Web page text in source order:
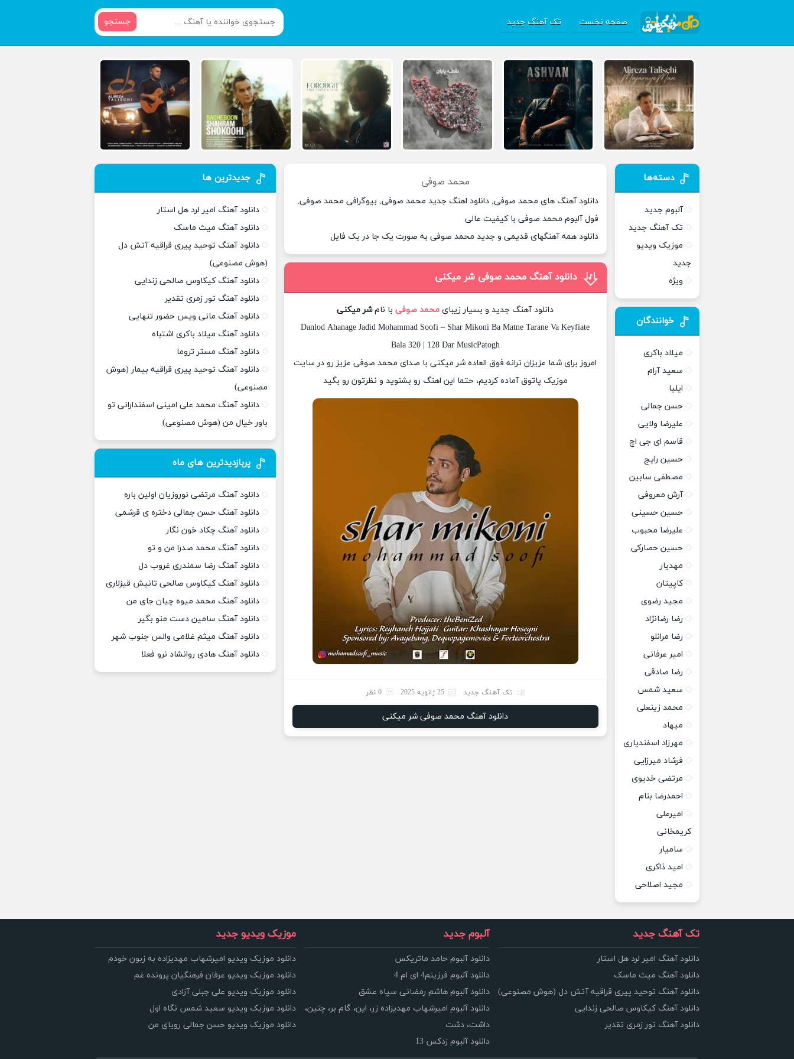
صفحه نخست تک آهنگ جدید جستجو
محمد صوفی
دانلود آهنگ های محمد صوفی, دانلود اهنگ جدید محمد صوفی, بیوگرافی محمد صوفی,
فول آلبوم محمد صوفی با کیفیت عالی
دانلود همه آهنگهای قدیمی و جدید محمد صوفی به صورت یک جا در یک فایل
دانلود آهنگ محمد صوفی شر میکنی
دانلود آهنگ جدید و بسیار زیبای محمد صوفیبا نامشر میکنی
Danlod Ahanage Jadid Mohammad Soofi – Shar Mikoni Ba Matne Tarane Va Keyfiate
Bala 320 | 128 Dar MusicPatogh
امروز برای شما عزیزان ترانه فوق العاده شر میکنی با صدای محمد صوفی عزیز رو در سایت
موزیک پاتوق آماده کردیم، حتما این اهنگ رو بشنوید و نظرتون رو بگید
تک آهنگ جدید 25 ژانویه 2025 0 نظر
دانلود آهنگ محمد صوفی شر میکنی
دسته‌ها
آلبوم جدید
تک آهنگ جدید
موزیک ویدیو
جدید
ویژه
خوانندگان
میلاد باکری
سعید آرام
ایلیا
حسن جمالی
علیرضا ولایی
قاسم ای جی اچ
حسین رایج
مصطفی سابین
آرش معروفی
حسین حسینی
علیرضا محبوب
حسین حصارکی
مهدیار
کاپیتان
مجید رضوی
رضا رضانژاد
رضا مرانلو
امیر عرفانی
رضا صادقی
سعید شمس
محمد زینعلی
میهاد
مهرزاد اسفندیاری
فرشاد میرزایی
مرتضی خدیوی
احمدرضا بنام
امیرعلی
کریمخانی
سامیار
امید ذاکری
مجید اصلاحی
جدیدترین ها
دانلود آهنگ امیر لرد هل استار
دانلود آهنگ میث ماسک
دانلود آهنگ توحید پیری قراقیه آتش دل
(هوش مصنوعی)
دانلود آهنگ کیکاوس صالحی زندایی
دانلود آهنگ تور زمری تقدیر
دانلود آهنگ مانی ویس حضور تنهایی
دانلود آهنگ میلاد باکری اشتباه
دانلود آهنگ مستر تروما
دانلود آهنگ توحید پیری قراقیه بیمار (هوش
مصنوعی)
دانلود آهنگ محمد علی امینی اسفندارانی تو
باور خیال من (هوش مصنوعی)
پربازدیدترین های ماه
دانلود آهنگ مرتضی نوروزیان اولین باره
دانلود آهنگ حسن جمالی دختره ی قرشمی
دانلود آهنگ چکاد خون نگار
دانلود آهنگ محمد صدرا من و تو
دانلود آهنگ رضا سمندری غروب دل
دانلود آهنگ کیکاوس صالحی تانیش قیزلاری
دانلود آهنگ محمد میوه چیان جای من
دانلود آهنگ سامین دست منو بگیر
دانلود آهنگ میثم غلامی والس جنوب شهر
دانلود آهنگ هادی روانشاد نرو فعلا
تک آهنگ جدید
دانلود آهنگ امیر لرد هل استار
دانلود آهنگ میث ماسک
دانلود آهنگ توحید پیری قراقیه آتش دل (هوش مصنوعی)
دانلود آهنگ کیکاوس صالحی زندایی
دانلود آهنگ تور زمری تقدیر
آلبوم جدید
دانلود آلبوم حامد ماتریکس
دانلود آلبوم فرزینم4 ای ام 4
دانلود آلبوم هاشم رمضانی سپاه عشق
دانلود آلبوم امیرشهاب مهدیزاده زر، این، گام بر، چنین،
داشت، دشت
دانلود آلبوم زدکس 13
موزیک ویدیو جدید
دانلود موزیک ویدیو امیرشهاب مهدیزاده به زبون خودم
دانلود موزیک ویدیو عرفان فرهنگیان پرونده غم
دانلود موزیک ویدیو علی جبلی آزادی
دانلود موزیک ویدیو سعید شمس نگاه اول
دانلود موزیک ویدیو حسن جمالی رویای من